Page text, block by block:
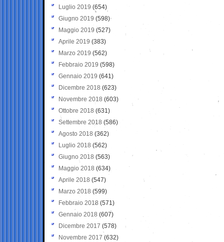
Luglio 2019 (654)
Giugno 2019 (598)
Maggio 2019 (527)
Aprile 2019 (383)
Marzo 2019 (562)
Febbraio 2019 (598)
Gennaio 2019 (641)
Dicembre 2018 (623)
Novembre 2018 (603)
Ottobre 2018 (631)
Settembre 2018 (586)
Agosto 2018 (362)
Luglio 2018 (562)
Giugno 2018 (563)
Maggio 2018 (634)
Aprile 2018 (547)
Marzo 2018 (599)
Febbraio 2018 (571)
Gennaio 2018 (607)
Dicembre 2017 (578)
Novembre 2017 (632)